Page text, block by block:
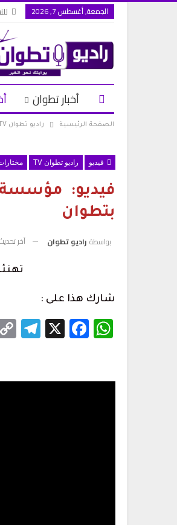
الجمعة, أغسطس 7, 2026
أخبار تطوان
الصفحة الرئيسية راديو تطوان TV
فيديو راديو تطوان TV
فيديو: مؤسسة
بتطوان
بواسطة راديو تطوان آخر
شارك هذا على :
WhatsApp
Facebook
X